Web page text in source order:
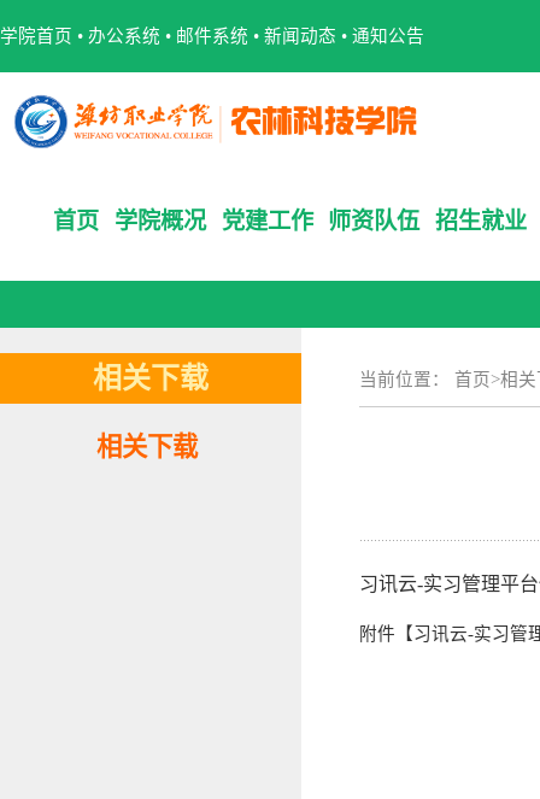
学院首页 • 办公系统 • 邮件系统 • 新闻动态 • 通知公告
首页 学院概况 党建工作 师资队伍 招生就业
相关下载
相关下载
当前位置： 首页>相关
习讯云-实习管理平
附件【习讯云-实习管